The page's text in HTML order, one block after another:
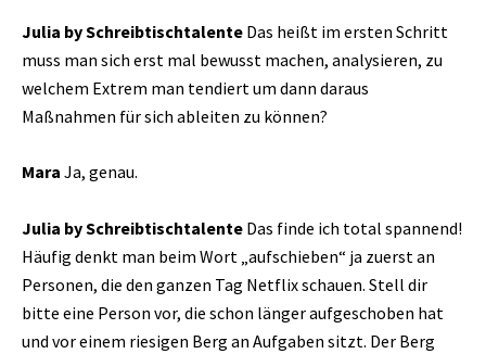
Julia by Schreibtischtalente Das heißt im ersten Schritt
muss man sich erst mal bewusst machen, analysieren, zu
welchem Extrem man tendiert um dann daraus
Maßnahmen für sich ableiten zu können?
Mara Ja, genau.
Julia by Schreibtischtalente Das finde ich total spannend!
Häufig denkt man beim Wort „aufschieben“ ja zuerst an
Personen, die den ganzen Tag Netflix schauen. Stell dir
bitte eine Person vor, die schon länger aufgeschoben hat
und vor einem riesigen Berg an Aufgaben sitzt. Der Berg